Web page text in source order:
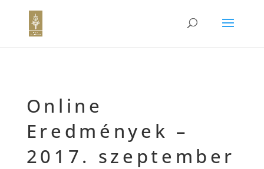
Online
Eredmények –
2017. szeptember